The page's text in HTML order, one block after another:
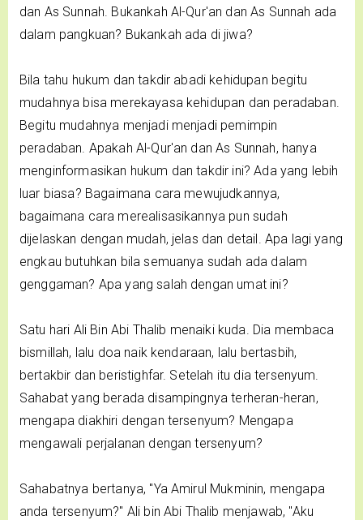
dan As Sunnah. Bukankah Al-Qur'an dan As Sunnah ada
dalam pangkuan? Bukankah ada di jiwa?
Bila tahu hukum dan takdir abadi kehidupan begitu
mudahnya bisa merekayasa kehidupan dan peradaban.
Begitu mudahnya menjadi menjadi pemimpin
peradaban. Apakah Al-Qur'an dan As Sunnah, hanya
menginformasikan hukum dan takdir ini? Ada yang lebih
luar biasa? Bagaimana cara mewujudkannya,
bagaimana cara merealisasikannya pun sudah
dijelaskan dengan mudah, jelas dan detail. Apa lagi yang
engkau butuhkan bila semuanya sudah ada dalam
genggaman? Apa yang salah dengan umat ini?
Satu hari Ali Bin Abi Thalib menaiki kuda. Dia membaca
bismillah, lalu doa naik kendaraan, lalu bertasbih,
bertakbir dan beristighfar. Setelah itu dia tersenyum.
Sahabat yang berada disampingnya terheran-heran,
mengapa diakhiri dengan tersenyum? Mengapa
mengawali perjalanan dengan tersenyum?
Sahabatnya bertanya, "Ya Amirul Mukminin, mengapa
anda tersenyum?" Ali bin Abi Thalib menjawab, "Aku